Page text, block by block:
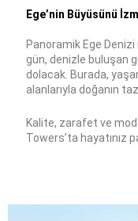
Ege’nin Büyüsünü
Panoramik Ege
gün, denizle buluşan
dolacak. Burada,
alanlarıyla doğanın
Kalite, zarafet ve
Towers’ta hayatınız